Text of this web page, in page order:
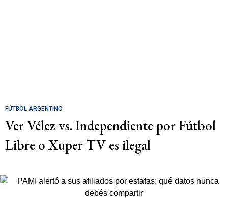
FÚTBOL ARGENTINO
Ver Vélez vs. Independiente por Fútbol
Libre o Xuper TV es ilegal